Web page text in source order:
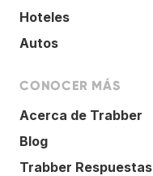
Hoteles
Autos
CONOCER MÁS
Acerca de Trabber
Blog
Trabber Respuestas